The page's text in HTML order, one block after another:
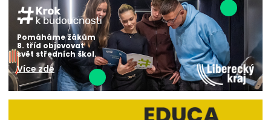
Pomáháme žákům
8. tříd objevovat
svět středních škol.
Více zde